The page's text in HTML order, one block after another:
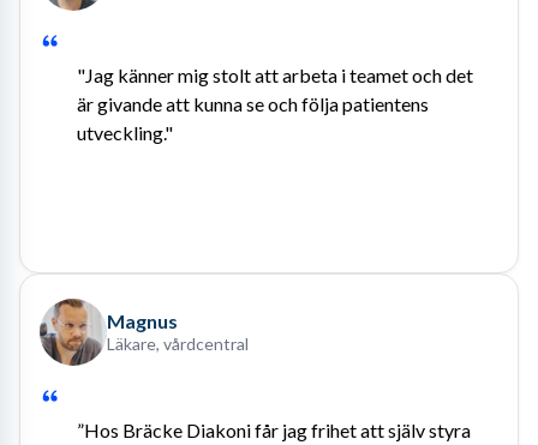
"Jag känner mig stolt att arbeta i teamet och det
är givande att kunna se och följa patientens
utveckling."
Magnus
Läkare, vårdcentral
”Hos Bräcke Diakoni får jag frihet att själv styra